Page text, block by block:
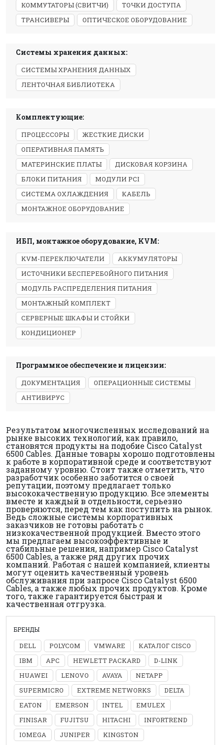
КОММУТАТОРЫ (СВИТЧИ)
ТОЧКИ ДОСТУПА
ТРАНСИВЕРЫ
ОПТИЧЕСКОЕ ОБОРУДОВАНИЕ
Системы хранения данных:
СИСТЕМЫ ХРАНЕНИЯ ДАННЫХ
ЛЕНТОЧНАЯ БИБЛИОТЕКА
Комплектующие:
ПРОЦЕССОРЫ
ЖЕСТКИЕ ДИСКИ
ОПЕРАТИВНАЯ ПАМЯТЬ
МАТЕРИНСКИЕ ПЛАТЫ
ДИСКОВАЯ КОРЗИНА
БЛОКИ ПИТАНИЯ
МОДУЛИ PCI
СИСТЕМА ОХЛАЖДЕНИЯ
КАБЕЛЬ
МОНТАЖНОЕ ОБОРУДОВАНИЕ
ИБП, монтажное оборудование, KVM:
KVM-ПЕРЕКЛЮЧАТЕЛИ
АККУМУЛЯТОРЫ
ИСТОЧНИКИ БЕСПЕРЕБОЙНОГО ПИТАНИЯ
МОДУЛЬ РАСПРЕДЕЛЕНИЯ ПИТАНИЯ
МОНТАЖНЫЙ КОМПЛЕКТ
СЕРВЕРНЫЕ ШКАФЫ И СТОЙКИ
КОНДИЦИОНЕР
Программное обеспечение и лицензии:
ДОКУМЕНТАЦИЯ
ОПЕРАЦИОННЫЕ СИСТЕМЫ
АНТИВИРУС
Результатом многочисленных исследований на
рынке высоких технологий, как правило,
становятся продукты на подобие Cisco Catalyst
6500 Cables. Данные товары хорошо подготовлены
к работе в корпоративной среде и соответствуют
заданному уровню. Стоит также отметить, что
разработчик особенно заботится о своей
репутации, поэтому предлагает только
высококачественную продукцию. Все элементы
вместе и каждый в отдельности, серьезно
проверяются, перед тем как поступить на рынок.
Ведь сложные системы корпоративных
заказчиков не готовы работать с
низкокачественной продукцией. Вместо этого
мы предлагаем высокоэффективные и
стабильные решения, например Cisco Catalyst
6500 Cables, а также ряд других прочих
компаний. Работая с нашей компанией, клиенты
могут оценить качественный уровень
обслуживания при запросе Cisco Catalyst 6500
Cables, а также любых прочих продуктов. Кроме
того, также гарантируется быстрая и
качественная отгрузка.
БРЕНДЫ
DELL POLYCOM VMWARE
КАТАЛОГ CISCO
IBM
APC HEWLETT PACKARD
D-LINK
HUAWEI
LENOVO AVAYA
NETAPP
SUPERMICRO
EXTREME NETWORKS
DELTA
EATON
EMERSON INTEL
EMULEX
FINISAR
FUJITSU HITACHI
INFORTREND
IOMEGA
JUNIPER KINGSTON